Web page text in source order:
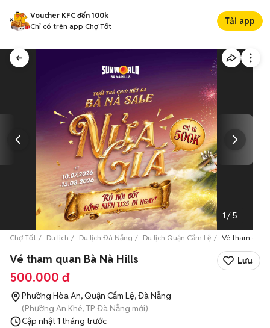
Voucher KFC đến 100k
Chỉ có trên app Chợ Tốt
Tải app
1 /5
Chợ Tốt Du lịch Du lịch Đà Nẵng Du lịch Quận Cẩm Lệ Vé tham
Vé tham quan Bà Nà Hills Lưu
500.000 đ
Phường Hòa An, Quận Cẩm Lệ, Đà Nẵng
(Phường An Khê, TP Đà Nẵng mới)
Cập nhật1 tháng trước